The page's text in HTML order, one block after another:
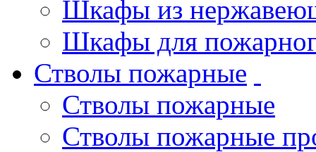
Шкафы из
Шкафы для
Стволы пожарные
Стволы пожарные
Стволы пожарные